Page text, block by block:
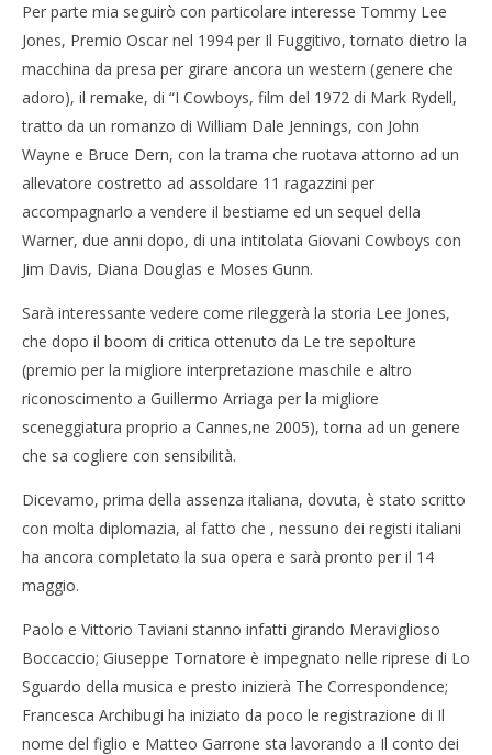
Per parte mia seguirò con particolare interesse Tommy Lee
Jones, Premio Oscar nel 1994 per Il Fuggitivo, tornato dietro la
macchina da presa per girare ancora un western (genere che
adoro), il remake, di “I Cowboys, film del 1972 di Mark Rydell,
tratto da un romanzo di William Dale Jennings, con John
Wayne e Bruce Dern, con la trama che ruotava attorno ad un
allevatore costretto ad assoldare 11 ragazzini per
accompagnarlo a vendere il bestiame ed un sequel della
Warner, due anni dopo, di una intitolata Giovani Cowboys con
Jim Davis, Diana Douglas e Moses Gunn.
Sarà interessante vedere come rileggerà la storia Lee Jones,
che dopo il boom di critica ottenuto da Le tre sepolture
(premio per la migliore interpretazione maschile e altro
riconoscimento a Guillermo Arriaga per la migliore
sceneggiatura proprio a Cannes,ne 2005), torna ad un genere
che sa cogliere con sensibilità.
Dicevamo, prima della assenza italiana, dovuta, è stato scritto
con molta diplomazia, al fatto che , nessuno dei registi italiani
ha ancora completato la sua opera e sarà pronto per il 14
maggio.
Paolo e Vittorio Taviani stanno infatti girando Meraviglioso
Boccaccio; Giuseppe Tornatore è impegnato nelle riprese di Lo
Sguardo della musica e presto inizierà The Correspondence;
Francesca Archibugi ha iniziato da poco le registrazione di Il
nome del figlio e Matteo Garrone sta lavorando a Il conto dei